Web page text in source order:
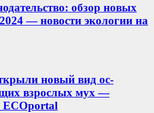
обзор новых
— новости экологии на
новый вид ос-
взрослых мух —
ECOportal